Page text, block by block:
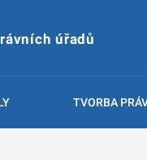
úřadů
TVORBA